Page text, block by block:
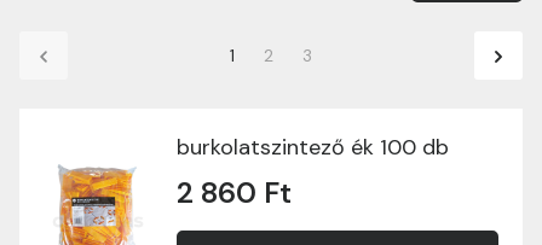
Név szerint csökkenő
Ár szerint csökkenő
1 2 3
burkolatszintező ék 100 db
2 860 Ft